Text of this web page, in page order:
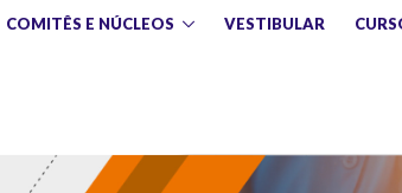
COMITÊS E NÚCLEOS VESTIBULAR